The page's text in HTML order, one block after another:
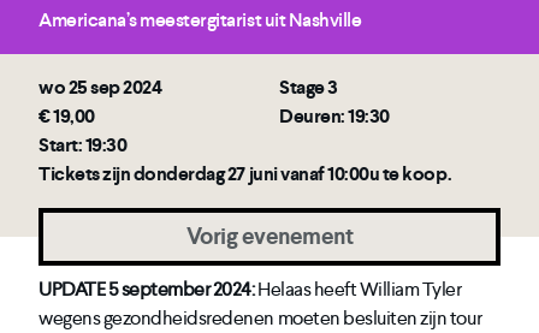
Americana’s meestergitarist uit Nashville
wo 25 sep 2024
Stage 3
€ 19,00
Deuren: 19:30
Start: 19:30
Tickets zijn donderdag 27 juni vanaf 10:00u te koop.
Vorig evenement
UPDATE 5 september 2024:Helaas heeft William Tyler
wegens gezondheidsredenen moeten besluiten zijn tour